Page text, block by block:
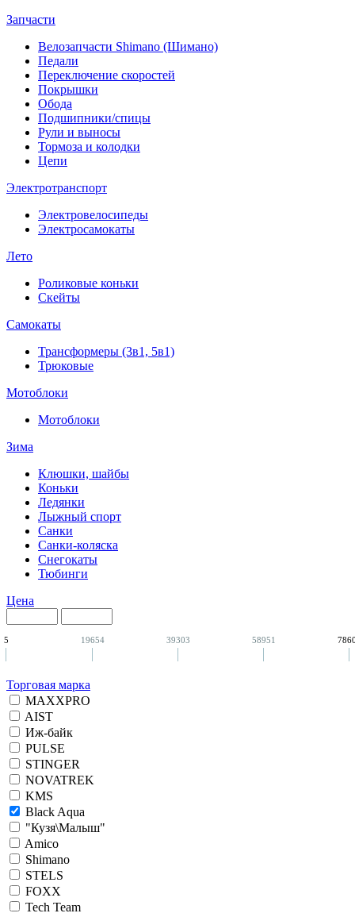
Запчасти
Велозапчасти Shimano (Шимано)
Педали
Переключение скоростей
Покрышки
Обода
Подшипники/спицы
Рули и выносы
Тормоза и колодки
Цепи
Электротранспорт
Электровелосипеды
Электросамокаты
Лето
Роликовые коньки
Скейты
Самокаты
Трансформеры (3в1, 5в1)
Трюковые
Мотоблоки
Мотоблоки
Зима
Клюшки, шайбы
Коньки
Ледянки
Лыжный спорт
Санки
Санки-коляска
Снегокаты
Тюбинги
Цена
5 19654 39303 58951
Торговая марка
MAXXPRO
AIST
Иж-байк
PULSE
STINGER
NOVATREK
KMS
Black Aqua
"Кузя\Малыш"
Amico
Shimano
STELS
FOXX
Tech Team